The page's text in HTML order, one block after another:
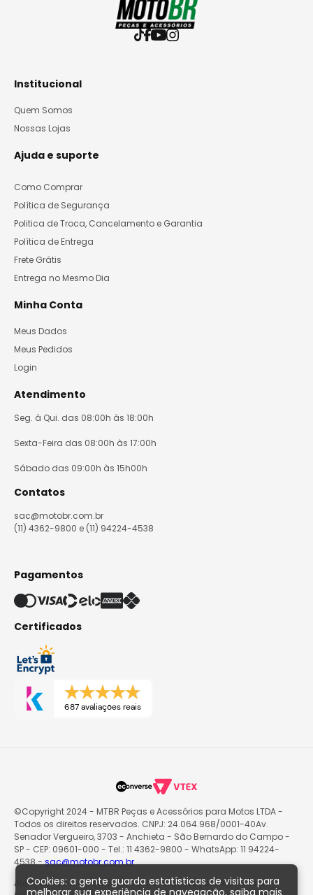
Cookies: a gente guarda estatísticas de visitas para
melhorar sua experiência de navegação, saiba mais
Institucional
Quem Somos
Nossas Lojas
Ajuda e suporte
Como Comprar
Política de Segurança
Politica de Troca, Cancelamento e Garantia
Política de Entrega
Frete Grátis
Entrega no Mesmo Dia
Minha Conta
Meus Dados
Meus Pedidos
Login
Atendimento
Seg. à Qui. das 08:00h às 18:00h
Sexta-Feira das 08:00h às 17:00h
Sábado das 09:00h às 15h00h
Contatos
sac@motobr.com.br
(11) 4362-9800 e (11) 94224-4538
Pagamentos
Certificados
687 avaliações reais
©Copyright 2024 - MTBR Peças e Acessórios para Motos LTDA -
Todos os direitos reservados. CNPJ: 24.064.968/0001-40Av.
Senador Vergueiro, 3703 - Anchieta - São Bernardo do Campo -
SP - CEP: 09601-000 - Tel.: 11 4362-9800 - WhatsApp: 11 94224-
4538 -sac@motobr.com.br
Atenção: O site poderá passar por atualizações e eventuais